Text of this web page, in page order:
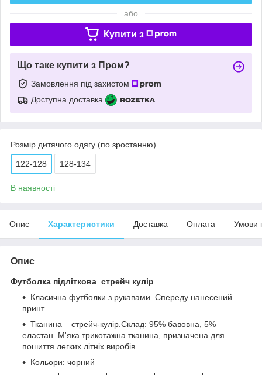
або
Купити з
Що таке купити з Пром?
Замовлення під захистом
Доступна доставка
Розмір дитячого одягу (по зростанню)
122-128 128-134
В наявності
Опис Характеристики Доставка Оплата Умови
Опис
Футболка підліткова стрейч кулір
Класична футболки з рукавами. Спереду нанесений
принт.
Тканина – стрейч-кулір.Склад: 95% бавовна, 5%
еластан. М'яка трикотажна тканина, призначена для
пошиття легких літніх виробів.
Кольори: чорний